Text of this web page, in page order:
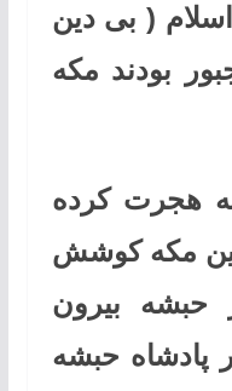
اسلام ( بی دین
بودند مکه
هجرت کرده
مکه کوشش
حبشه بیرون
پادشاه حبشه